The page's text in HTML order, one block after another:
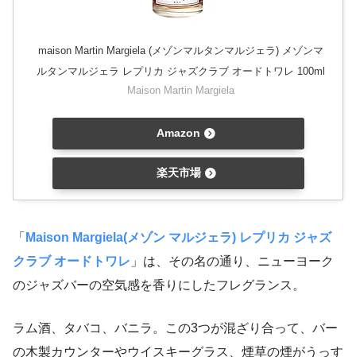
maison Martin Margiela (メゾンマルタンマルジェラ) メゾンマ
ルタンマルジェラ レプリカ ジャズクラブ オードトワレ 100ml
Maison Martin Margiela
Amazon
楽天市場
「 Maison Margiela(メゾン マルジェラ) レプリカ ジャズ
クラブ オードトワレ 」は、その名の通り、ニューヨーク
のジャズバーの空気感を香りにしたフレグランス。
ラム酒、タバコ、バニラ。この3つが混ざり合って、バー
の木製カウンターやウイスキーグラス、煙草の煙がうっす